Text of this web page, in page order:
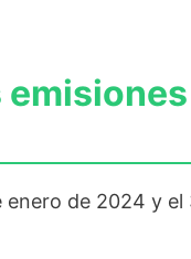
de 2024 y el